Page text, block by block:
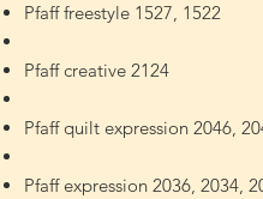
Pfaff freestyle 1527, 1522
Pfaff creative 2124
Pfaff quilt expression 2046,
Pfaff expression 2036, 2034,